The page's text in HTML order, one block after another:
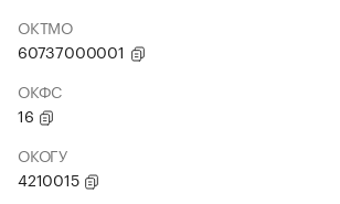
ОКТМО
60737000001
ОКФС
16
ОКОГУ
4210015